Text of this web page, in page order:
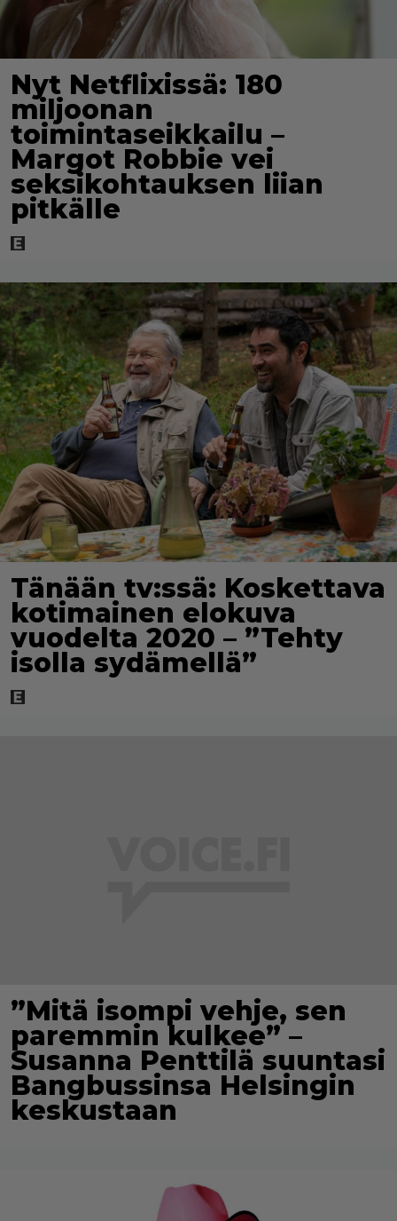
Nyt Netflixissä: 180
miljoonan
toimintaseikkailu –
Margot Robbie vei
seksikohtauksen liian
pitkälle
Tänään tv:ssä: Koskettava
kotimainen elokuva
vuodelta 2020 – ”Tehty
isolla sydämellä”
”Mitä isompi vehje, sen
paremmin kulkee” –
Susanna Penttilä suuntasi
Bangbussinsa Helsingin
keskustaan